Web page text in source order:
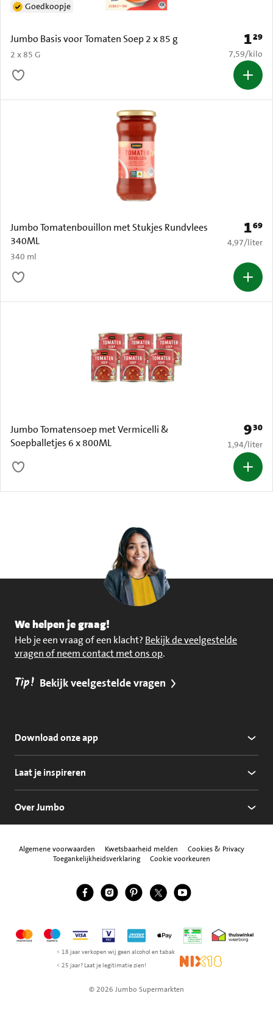
Jumbo Basis voor Tomaten Soep 2 x 85 g
2 x 85 G
Goedkoopje
Prijs:
129
€ 7,59 per
7,59/kilo
Jumbo Tomatenbouillon met Stukjes Rundvlees
340ML
340 ml
Prijs:
169
€ 4,97 per
4,97/liter
Jumbo Tomatensoep met Vermicelli &
Soepballetjes 6 x 800ML
Prijs:
930
€ 1,94 per
1,94/liter
We helpen je graag!
Heb je een vraag of een klacht? Bekijk de veelgestelde
vragen of neem contact met ons op.
Tip! Bekijk veelgestelde vragen
Download onze app
Laat je inspireren
Over Jumbo
Algemene voorwaarden Kwetsbaarheid melden
Cookies & Privacy
Toegankelijkheidsverklaring
Cookie voorkeuren
Volg ons
Jumbo Facebook
Jumbo Instagram
Jumbo Pinterest
Jumbo Twitter
Jumbo YouTube
MastercardMaestroVisa Vpay American Express
Apple Pay Thuiswinkel
< 18 jaar verkopen wij geen alcohol en tabak
< 25 jaar? Laat je legitimatie zien!
NIX18
© 2026 Jumbo Supermarkten